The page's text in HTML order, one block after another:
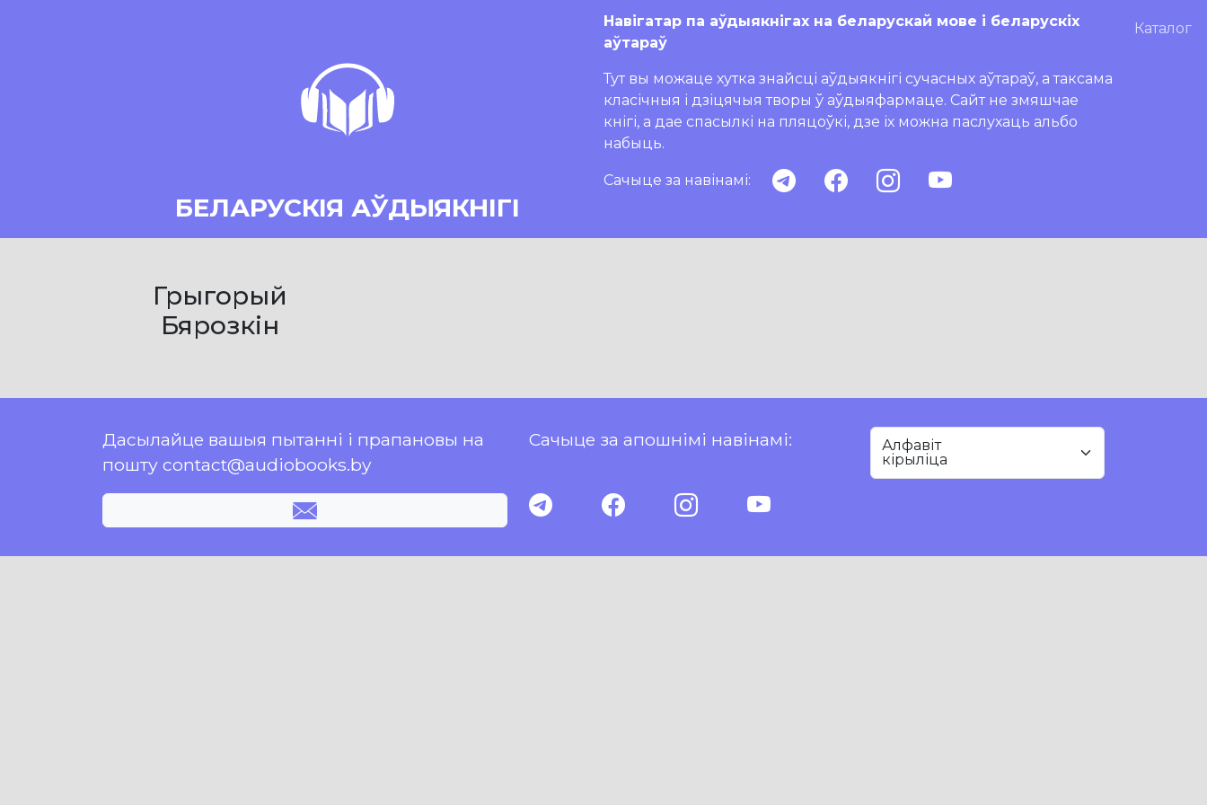
БЕЛАРУСКІЯ АЎДЫЯКНІГІ
Навігатар па аўдыякнігах на беларускай мове і беларускіх
аўтараў
Тут вы можаце хутка знайсці аўдыякнігі сучасных аўтараў, а таксама
класічныя і дзіцячыя творы ў аўдыяфармаце. Сайт не змяшчае
кнігі, а дае спасылкі на пляцоўкі, дзе іх можна паслухаць альбо
набыць.
Сачыце за навінамі:
Каталог
Грыгорый
Бярозкін
Дасылайце вашыя пытанні і прапановы на
пошту contact@audiobooks.by
Сачыце за апошнімі навінамі: Алфавіт